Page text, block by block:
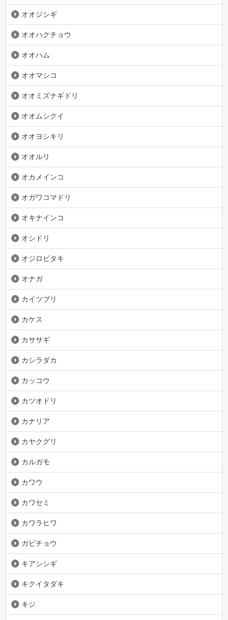
オオジシギ
オオハクチョウ
オオハム
オオマシコ
オオミズナギドリ
オオムシクイ
オオヨシキリ
オオルリ
オカメインコ
オガワコマドリ
オキナインコ
オシドリ
オジロビタキ
オナガ
カイツブリ
カケス
カササギ
カシラダカ
カッコウ
カツオドリ
カナリア
カヤクグリ
カルガモ
カワウ
カワセミ
カワラヒワ
ガビチョウ
キアシシギ
キクイタダキ
キジ